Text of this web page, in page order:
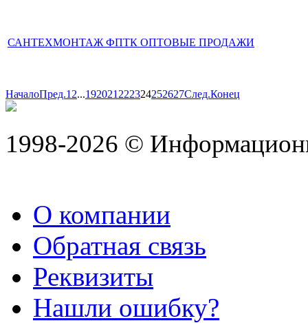
САНТЕХМОНТАЖ ФПТК ОПТОВЫЕ ПРОДАЖИ
НачалоПред.1 2...192021 222324252627След.Конец
1998-2026 ©
О компании
Обратная связь
Реквизиты
Нашли ошибку?